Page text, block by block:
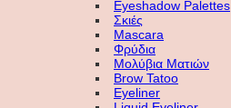
Eyeshadow Palettes
Σκιές
Mascara
Φρύδια
Μολύβια Ματιών
Brow Tatoo
Eyeliner